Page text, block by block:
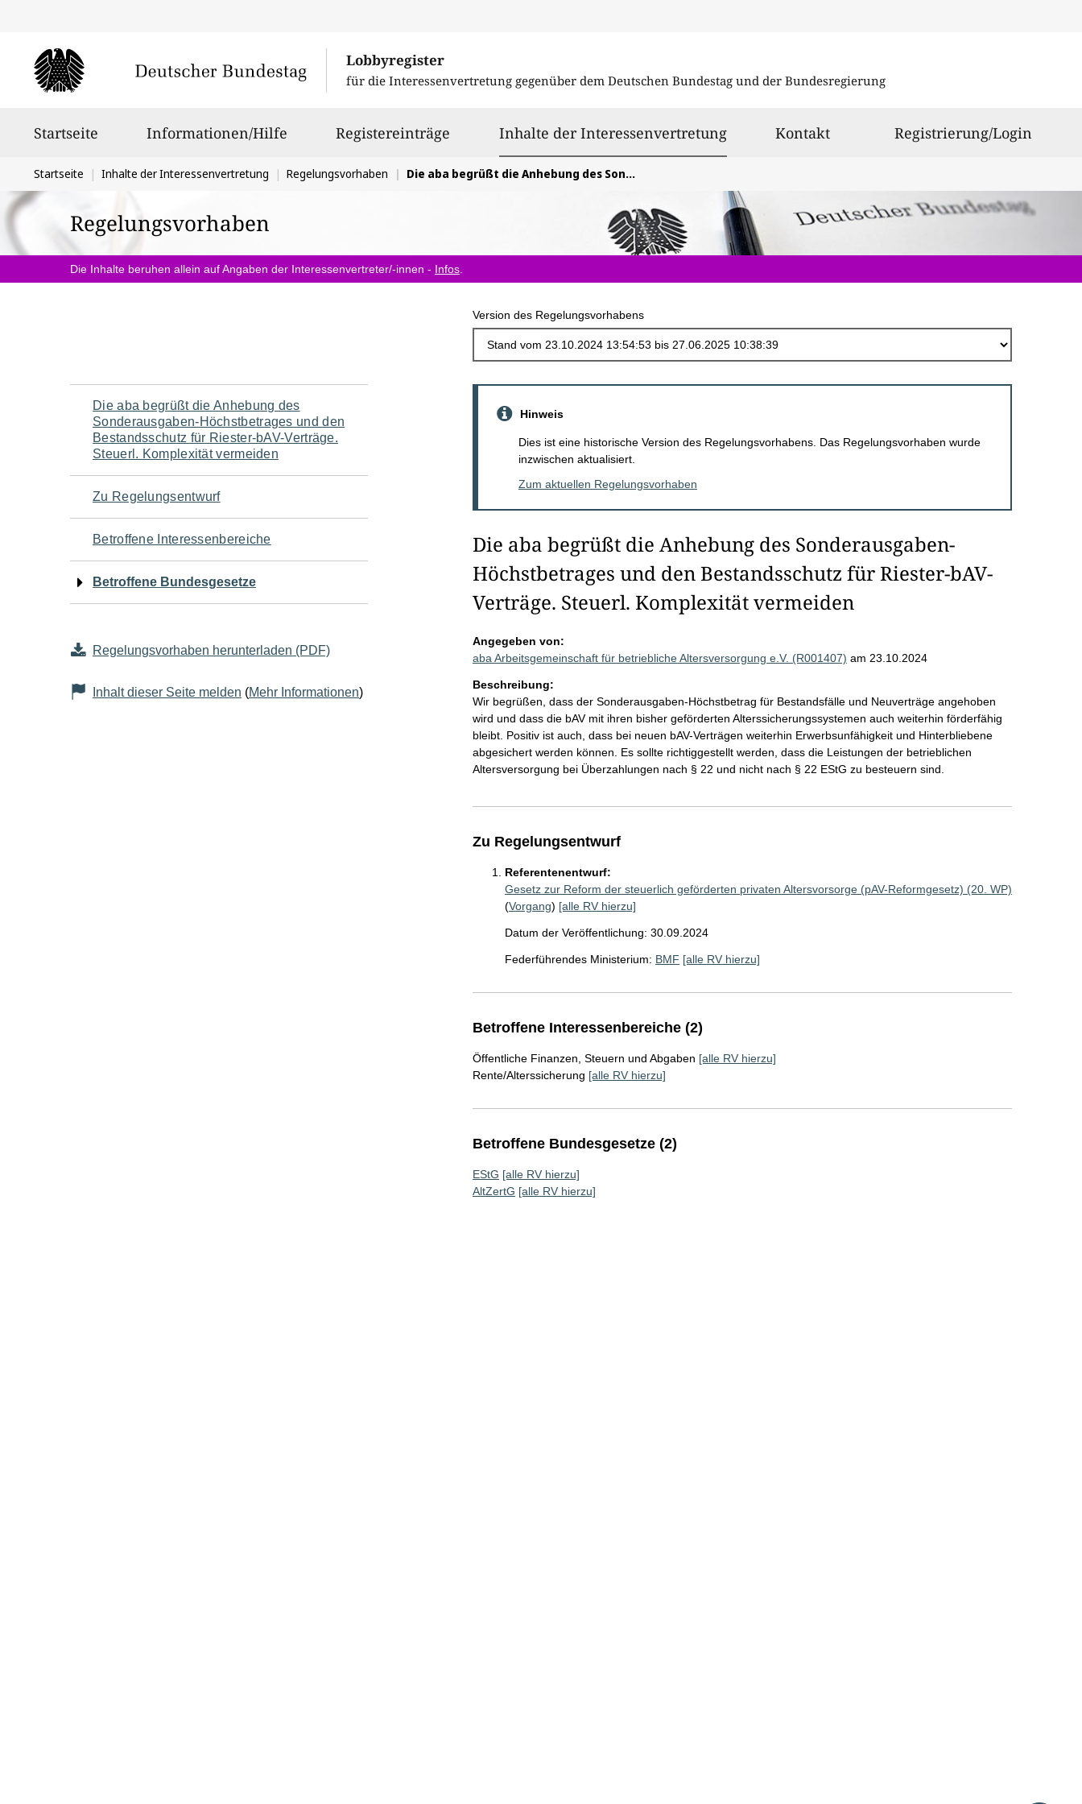
Lobbyregister
für die Interessenvertretung gegenüber dem Deutschen Bundestag und der Bundesregierung
Startseite Informationen/Hilfe Registereinträge Inhalte der Interessenvertretungausgewählt
Kontakt Registrierung/Login
Sie
befinden
sich
hier:
Startseite Inhalte der Interessenvertretung Regelungsvorhaben Die aba begrüßt die Anhebung des Sonderausgaben-Höchstbetrages und den Bestandsschutz für Riester-bAV-Verträge. Steuerl. Komplexität vermeiden
Regelungsvorhaben
Die Inhalte beruhen allein auf Angaben der Interessenvertreter/-innen - Infos
Version des Regelungsvorhabens
Navigation
für
den
Seiteninhalt
Die aba begrüßt die Anhebung des
Sonderausgaben-Höchstbetrages und den
Bestandsschutz für Riester-bAV-Verträge.
Steuerl. Komplexität vermeiden
Zu Regelungsentwurf
Betroffene Interessenbereiche
Betroffene Bundesgesetze
Regelungsvorhaben herunterladen (PDF)
Inhalt dieser Seite melden (Mehr Informationen)
Hinweis
Dies ist eine historische Version des Regelungsvorhabens. Das Regelungsvorhaben wurde
inzwischen aktualisiert.
Zum aktuellen Regelungsvorhaben
Die aba begrüßt die Anhebung des Sonderausgaben-
Höchstbetrages und den Bestandsschutz für Riester-bAV-
Verträge. Steuerl. Komplexität vermeiden
Angegeben von:
aba Arbeitsgemeinschaft für betriebliche Altersversorgung e.V. (R001407) am 23.10.2024
Beschreibung:
Wir begrüßen, dass der Sonderausgaben-Höchstbetrag für Bestandsfälle und Neuverträge angehoben
wird und dass die bAV mit ihren bisher geförderten Alterssicherungssystemen auch weiterhin förderfähig
bleibt. Positiv ist auch, dass bei neuen bAV-Verträgen weiterhin Erwerbsunfähigkeit und Hinterbliebene
abgesichert werden können. Es sollte richtiggestellt werden, dass die Leistungen der betrieblichen
Altersversorgung bei Überzahlungen nach § 22 und nicht nach § 22 EStG zu besteuern sind.
Zu Regelungsentwurf
Referentenentwurf:
Gesetz zur Reform der steuerlich geförderten privaten Altersvorsorge (pAV-Reformgesetz) (20. WP)
(Vorgang) [alle RV hierzu]
Datum der Veröffentlichung: 30.09.2024
Federführendes Ministerium: BMF [alle RV hierzu]
Betroffene Interessenbereiche (2)
Öffentliche Finanzen, Steuern und Abgaben [alle RV hierzu]
Rente/Alterssicherung [alle RV hierzu]
Betroffene Bundesgesetze (2)
EStG [alle RV hierzu]
AltZertG [alle RV hierzu]